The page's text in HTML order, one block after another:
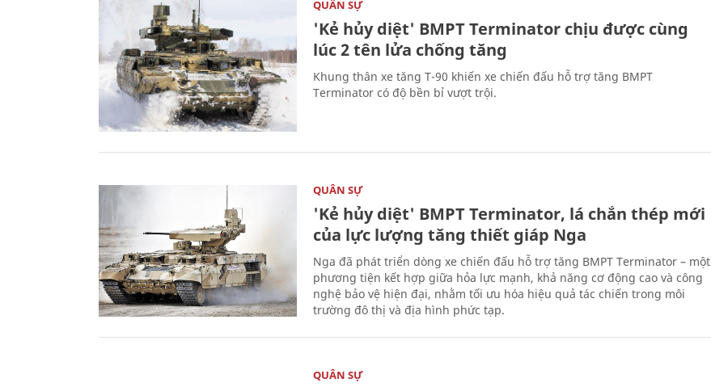
QUÂN SỰ
'Kẻ hủy diệt' BMPT Terminator chịu được cùng
lúc 2 tên lửa chống tăng
Khung thân xe tăng T-90 khiến xe chiến đấu hỗ trợ tăng BMPT
Terminator có độ bền bỉ vượt trội.
QUÂN SỰ
'Kẻ hủy diệt' BMPT Terminator, lá chắn thép mới
của lực lượng tăng thiết giáp Nga
Nga đã phát triển dòng xe chiến đấu hỗ trợ tăng BMPT Terminator – một
phương tiện kết hợp giữa hỏa lực mạnh, khả năng cơ động cao và công
nghệ bảo vệ hiện đại, nhằm tối ưu hóa hiệu quả tác chiến trong môi
trường đô thị và địa hình phức tạp.
QUÂN SỰ